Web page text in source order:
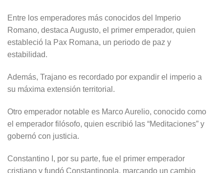
Entre los emperadores más conocidos del Imperio
Romano, destaca Augusto, el primer emperador, quien
estableció la Pax Romana, un periodo de paz y
estabilidad.
Además, Trajano es recordado por expandir el imperio a
su máxima extensión territorial.
Otro emperador notable es Marco Aurelio, conocido como
el emperador filósofo, quien escribió las “Meditaciones” y
gobernó con justicia.
Constantino I, por su parte, fue el primer emperador
cristiano y fundó Constantinopla, marcando un cambio